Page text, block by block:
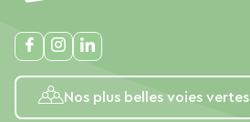
Nos plus belles voies vertes